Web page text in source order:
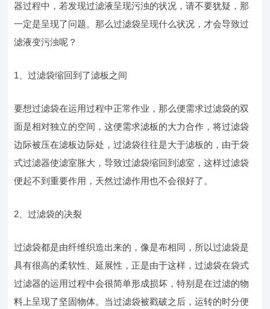
器过程中，若发现过滤液呈现污浊的状况，请不要犹疑，那
一定是呈现了问题。那么过滤袋呈现什么状况，才会导致过
滤液变污浊呢？
1、过滤袋缩回到了滤板之间
要想过滤袋在运用过程中正常作业，那么便需求过滤袋的双
面是相对独立的空间，这便需求滤板的大力合作，将过滤袋
边际被压在滤板边际处，过滤袋往往是大于滤板的，由于袋
式过滤器使滤室胀大，导致过滤袋缩回到滤室，这样过滤袋
便起不到重要作用，天然过滤作用也不会很好了。
2、过滤袋的决裂
过滤袋都是由纤维织造出来的，像是布相同，所以过滤袋是
具有很高的柔软性、延展性，正是由于这样，过滤袋在袋式
过滤器的运用过程中会很简单形成损坏，特别是在过滤的物
料上呈现了坚固物体。当过滤袋被戳破之后，运转的时分便